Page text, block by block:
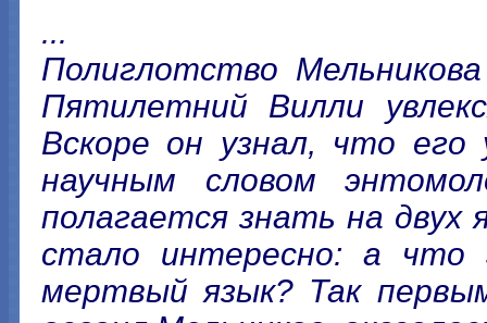
...
Полиглотство
Пятилетний Вилли
Вскоре он узнал, что его
научным словом
полагается знать на двух
стало интересно: а
мертвый язык? Так